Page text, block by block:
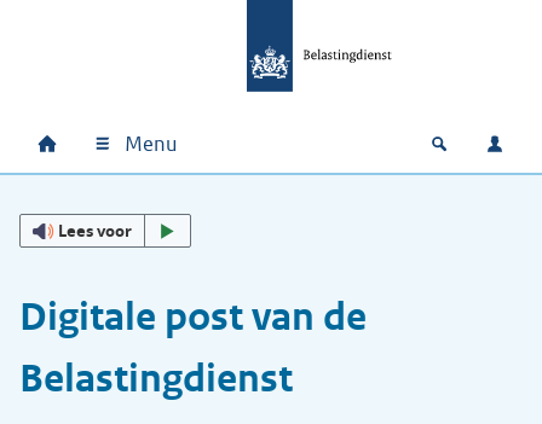
Hoofdnavigatie
Home Menu Open
Lees voor
Digitale post van de
Belastingdienst